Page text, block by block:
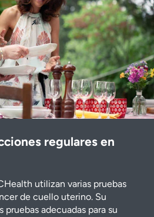
regulares en
utilizan varias pruebas
de cuello uterino. Su
adecuadas para su